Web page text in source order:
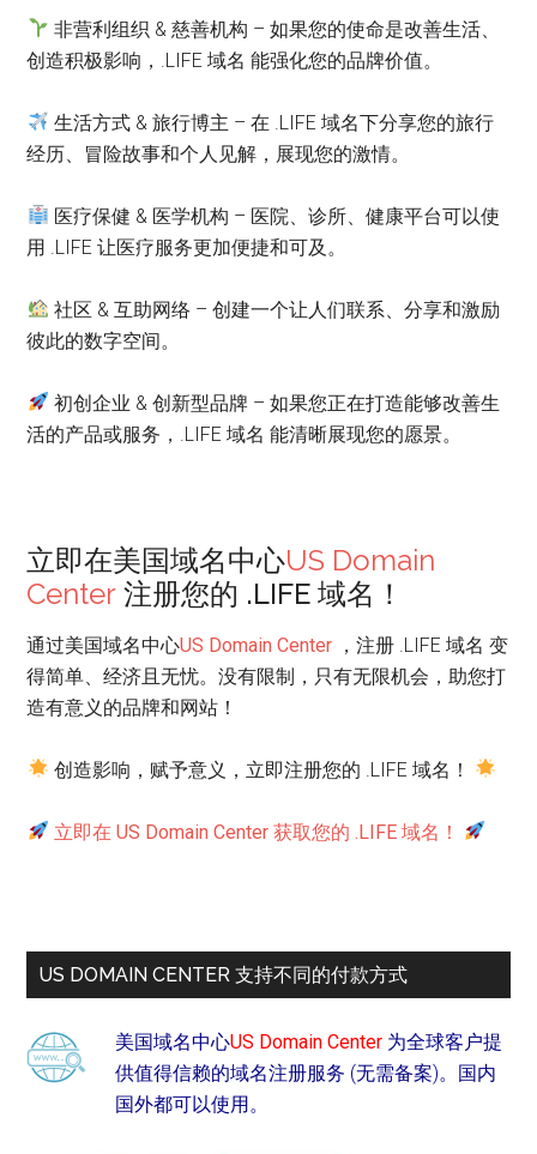
非营利组织 & 慈善机构 – 如果您的使命是改善生活、
创造积极影响，.LIFE 域名 能强化您的品牌价值。
生活方式 & 旅行博主 – 在 .LIFE 域名下分享您的旅行
经历、冒险故事和个人见解，展现您的激情。
医疗保健 & 医学机构 – 医院、诊所、健康平台可以使
用 .LIFE 让医疗服务更加便捷和可及。
社区 & 互助网络 – 创建一个让人们联系、分享和激励
彼此的数字空间。
初创企业 & 创新型品牌 – 如果您正在打造能够改善生
活的产品或服务，.LIFE 域名 能清晰展现您的愿景。
立即在美国域名中心US Domain
Center 注册您的 .LIFE 域名！
通过美国域名中心US Domain Center ，注册 .LIFE 域名 变
得简单、经济且无忧。没有限制，只有无限机会，助您打
造有意义的品牌和网站！
创造影响，赋予意义，立即注册您的 .LIFE 域名！
立即在 US Domain Center 获取您的 .LIFE 域名！
US DOMAIN CENTER 支持不同的付款方式
美国域名中心US Domain Center 为全球客户提
供值得信赖的域名注册服务 (无需备案)。国内
国外都可以使用。